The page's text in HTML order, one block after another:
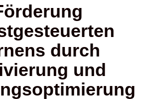
durch
und